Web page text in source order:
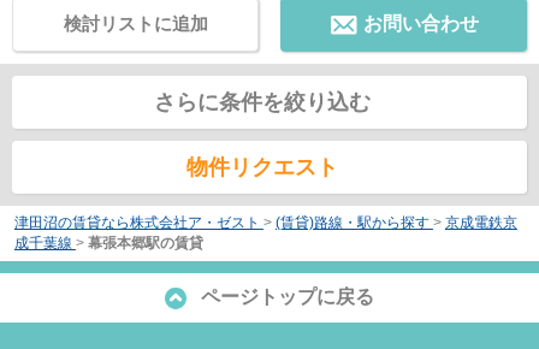
お問い合わせ
検討リストに追加
さらに条件を絞り込む
物件リクエスト
津田沼の賃貸なら株式会社ア・ゼスト > (賃貸)路線・駅から探す > 京成電鉄京
成千葉線 > 幕張本郷駅の賃貸
ページトップに戻る